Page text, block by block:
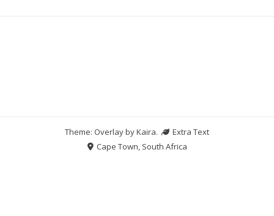
Theme: Overlay byKaira.
Extra Text
Cape Town, South Africa